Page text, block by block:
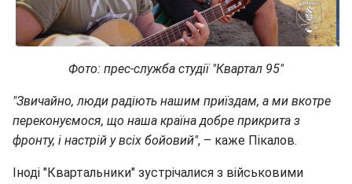
Фото: прес-служба студії "Квартал 95"
"Звичайно, люди радіють нашим приїздам, а ми вкотре
переконуємося, що наша країна добре прикрита з
фронту, і настрій у всіх бойовий", – каже Пікалов.
Іноді "Квартальники" зустрічалися з військовими